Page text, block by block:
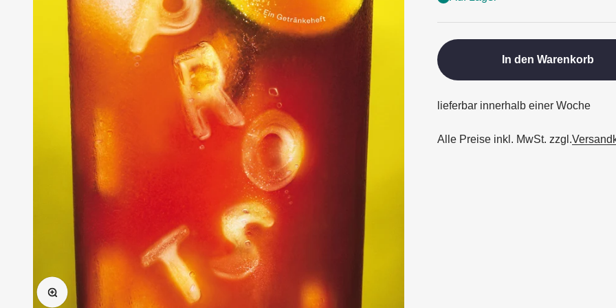
Bild vergrößern
In den Warenkorb
lieferbar innerhalb einer Woche
Alle Preise inkl. MwSt. zzgl.